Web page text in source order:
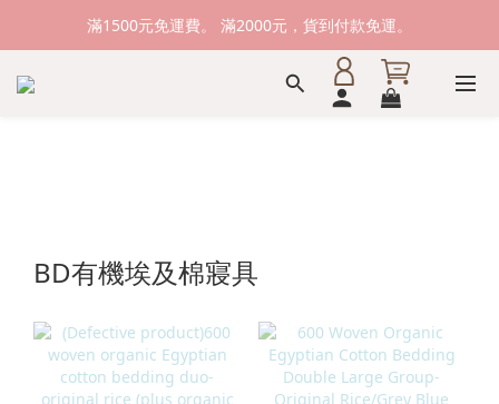
新加入會員送購物金100元，登入會員購物可累積會員點數。
滿1500元免運費。 滿2000元，貨到付款免運。
新加入會員送購物金100元，登入會員購物可累積會員點數。
BD有機埃及棉寢具